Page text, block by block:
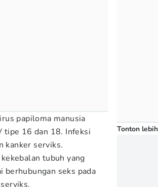
papiloma manusia
tipe 16 dan 18. Infeksi
kanker serviks.
tubuh yang
berhubungan seks pada
Tonton